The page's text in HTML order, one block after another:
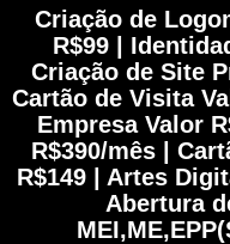
Criação de
R$99 |
Criação de Site
Cartão de Visita
Empresa Valor
R$390/mês |
R$149 | Artes
Abertura